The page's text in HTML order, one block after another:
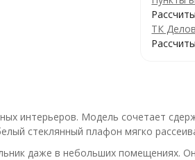
ТК
интерьеров. Модель сочетает
стеклянный плафон мягко
даже в небольших помещениях.